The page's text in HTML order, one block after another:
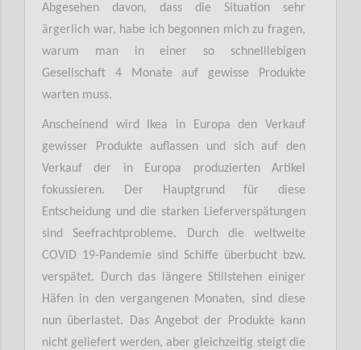
Abgesehen davon, dass die Situation sehr
ärgerlich war, habe ich begonnen mich zu fragen,
warum man in einer so schnelllebigen
Gesellschaft 4 Monate auf gewisse Produkte
warten muss.
Anscheinend wird Ikea in Europa den Verkauf
gewisser Produkte auflassen und sich auf den
Verkauf der in Europa produzierten Artikel
fokussieren. Der Hauptgrund für diese
Entscheidung und die starken Lieferverspätungen
sind Seefrachtprobleme. Durch die weltweite
COVID 19-Pandemie sind Schiffe überbucht bzw.
verspätet. Durch das längere Stillstehen einiger
Häfen in den vergangenen Monaten, sind diese
nun überlastet. Das Angebot der Produkte kann
nicht geliefert werden, aber gleichzeitig steigt die